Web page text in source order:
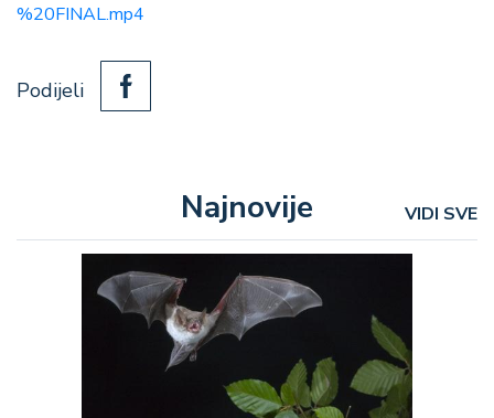
%20FINAL.mp4
Podijeli
Najnovije VIDI SVE